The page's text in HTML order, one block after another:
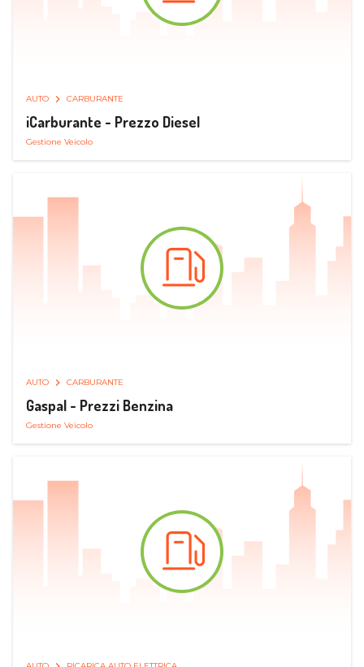
AUTO CARBURANTE
iCarburante - Prezzo Diesel
Gestione Veicolo
AUTO CARBURANTE
Gaspal - Prezzi Benzina
Gestione Veicolo